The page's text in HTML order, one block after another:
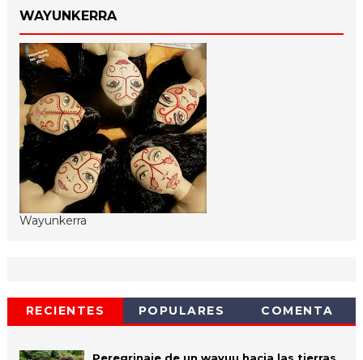
WAYUNKERRA
Wayunkerra
RECIENTES POPULARES COMENTA